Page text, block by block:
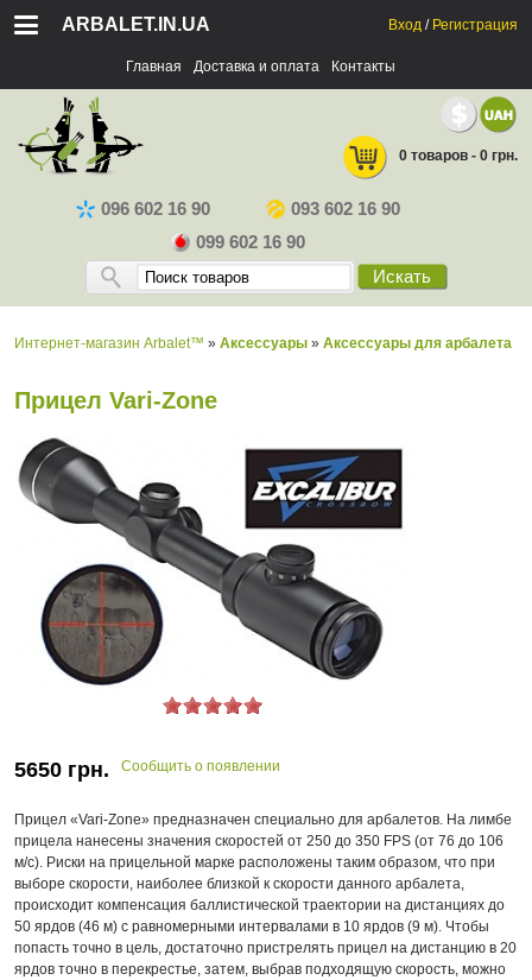
ARBALET.IN.UA
Главная Доставка и оплата Контакты
Вход / Регистрация
096 602 16 90
093 602 16 90
099 602 16 90
Искать
0 товаров - 0 грн.
Интернет-магазин Arbalet™ » Аксессуары » Аксессуары для арбалета
Прицел Vari-Zone
5650 грн. Сообщить о появлении
Прицел «Vari-Zone» предназначен специально для арбалетов. На лимбе
прицела нанесены значения скоростей от 250 до 350 FPS (от 76 до 106
м/с). Риски на прицельной марке расположены таким образом, что при
выборе скорости, наиболее близкой к скорости данного арбалета,
происходит компенсация баллистической траектории на дистанциях до
50 ярдов (46 м) с равномерными интервалами в 10 ярдов (9 м). Чтобы
попасть точно в цель, достаточно пристрелять прицел на дистанцию в 20
ярдов точно в перекрестье, затем, выбрав подходящую скорость, можно